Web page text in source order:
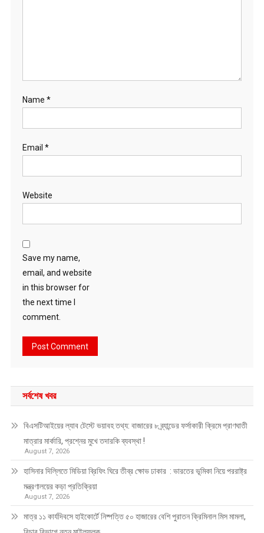
Name *
Email *
Website
Save my name,
email, and website
in this browser for
the next time I
comment.
সর্বশেষ খবর
বিএসটিআইয়ের ল্যাব টেস্টে ভয়াবহ তথ্য: বাজারের ৮ ব্র্যান্ডের ফর্সাকারী ক্রিমে প্রাণঘাতী
মাত্রার মার্কারি, প্রশ্নের মুখে তদারকি ব্যবস্থা !
August 7, 2026
হাসিনার দিল্লিতে মিডিয়া ব্রিফিং ঘিরে তীব্র ক্ষোভ ঢাকার : ভারতের ভূমিকা নিয়ে পররাষ্ট্র
মন্ত্রণালয়ের কড়া প্রতিক্রিয়া
August 7, 2026
মাত্র ১১ কার্যদিবসে হাইকোর্টে নিষ্পত্তি ৫০ হাজারের বেশি পুরাতন ক্রিমিনাল মিস মামলা,